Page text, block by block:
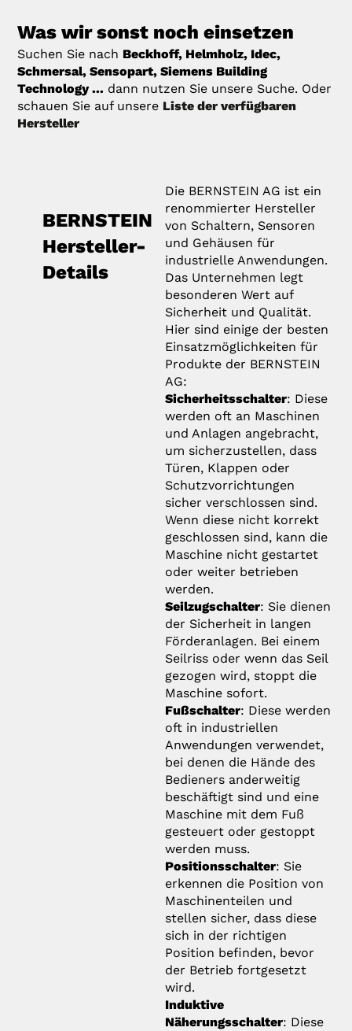
Was wir sonst noch einsetzen
Suchen Sie nach Beckhoff, Helmholz, Idec,
Schmersal, Sensopart, Siemens Building
Technology ... dann nutzen Sie unsere Suche. Oder
schauen Sie auf unsere Liste der verfügbaren
Hersteller
BERNSTEIN
Hersteller-
Details
Die BERNSTEIN AG ist ein
renommierter Hersteller
von Schaltern, Sensoren
und Gehäusen für
industrielle Anwendungen.
Das Unternehmen legt
besonderen Wert auf
Sicherheit und Qualität.
Hier sind einige der besten
Einsatzmöglichkeiten für
Produkte der BERNSTEIN
AG:
Sicherheitsschalter: Diese
werden oft an Maschinen
und Anlagen angebracht,
um sicherzustellen, dass
Türen, Klappen oder
Schutzvorrichtungen
sicher verschlossen sind.
Wenn diese nicht korrekt
geschlossen sind, kann die
Maschine nicht gestartet
oder weiter betrieben
werden.
Seilzugschalter: Sie dienen
der Sicherheit in langen
Förderanlagen. Bei einem
Seilriss oder wenn das Seil
gezogen wird, stoppt die
Maschine sofort.
Fußschalter: Diese werden
oft in industriellen
Anwendungen verwendet,
bei denen die Hände des
Bedieners anderweitig
beschäftigt sind und eine
Maschine mit dem Fuß
gesteuert oder gestoppt
werden muss.
Positionsschalter: Sie
erkennen die Position von
Maschinenteilen und
stellen sicher, dass diese
sich in der richtigen
Position befinden, bevor
der Betrieb fortgesetzt
wird.
Induktive
Näherungsschalter: Diese